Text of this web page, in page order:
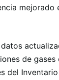
mejorado
de gases
del